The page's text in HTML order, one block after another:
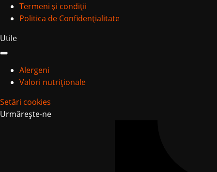
Termeni și condiții
Politica de Confidențialitate
Utile
Alergeni
Valori nutriționale
Setări cookies
Urmărește-ne